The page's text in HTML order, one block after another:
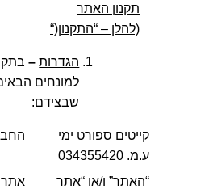
תקנון האתר
(להלן – “התקנון“)
הגדרות–
למונחים
שבצידם:
קייטים ספורט ימי
ע.מ. 034355420
“האתר” ו/או “אתר
אתר